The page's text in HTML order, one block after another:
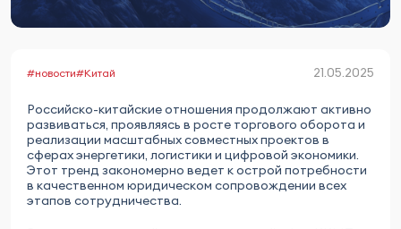
#новости#Китай 21.05.2025
Российско-китайские отношения продолжают активно
развиваться, проявляясь в росте торгового оборота и
реализации масштабных совместных проектов в
сферах энергетики, логистики и цифровой экономики.
Этот тренд закономерно ведет к острой потребности
в качественном юридическом сопровождении всех
этапов сотрудничества.